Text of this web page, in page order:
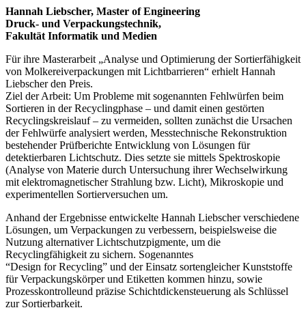
Hannah Liebscher, Master of Engineering
Druck- und Verpackungstechnik,
Fakultät Informatik und Medien
Für ihre Masterarbeit „Analyse und Optimierung der Sortierfähigkeit
von Molkereiverpackungen mit Lichtbarrieren“ erhielt Hannah
Liebscher den Preis.
Ziel der Arbeit: Um Probleme mit sogenannten Fehlwürfen beim
Sortieren in der Recyclingphase – und damit einen gestörten
Recyclingskreislauf – zu vermeiden, sollten zunächst die Ursachen
der Fehlwürfe analysiert werden, Messtechnische Rekonstruktion
bestehender Prüfberichte Entwicklung von Lösungen für
detektierbaren Lichtschutz. Dies setzte sie mittels Spektroskopie
(Analyse von Materie durch Untersuchung ihrer Wechselwirkung
mit elektromagnetischer Strahlung bzw. Licht), Mikroskopie und
experimentellen Sortierversuchen um.
Anhand der Ergebnisse entwickelte Hannah Liebscher verschiedene
Lösungen, um Verpackungen zu verbessern, beispielsweise die
Nutzung alternativer Lichtschutzpigmente, um die
Recyclingfähigkeit zu sichern. Sogenanntes
“Design for Recycling” und der Einsatz sortengleicher Kunststoffe
für Verpackungskörper und Etiketten kommen hinzu, sowie
Prozesskontrolleund präzise Schichtdickensteuerung als Schlüssel
zur Sortierbarkeit.